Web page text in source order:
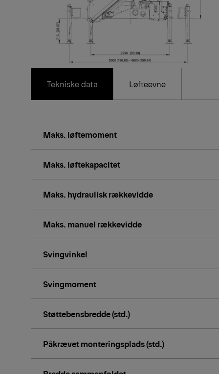
Tekniske data Løfteevne
Maks. løftemoment
Maks. løftekapacitet
Maks. hydraulisk rækkevidde
Maks. manuel rækkevidde
Svingvinkel
Svingmoment
Støttebensbredde (std.)
Påkrævet monteringsplads (std.)